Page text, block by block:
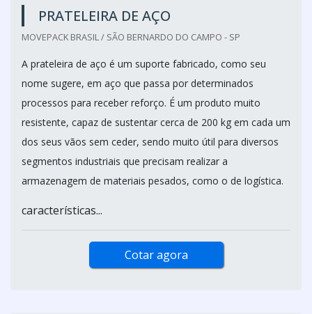
PRATELEIRA DE AÇO
MOVEPACK BRASIL / SÃO BERNARDO DO CAMPO - SP
A prateleira de aço é um suporte fabricado, como seu
nome sugere, em aço que passa por determinados
processos para receber reforço. É um produto muito
resistente, capaz de sustentar cerca de 200 kg em cada um
dos seus vãos sem ceder, sendo muito útil para diversos
segmentos industriais que precisam realizar a
armazenagem de materiais pesados, como o de logística.
características...
Cotar agora